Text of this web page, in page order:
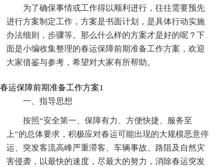
为了确保事情或工作得以顺利进行，往往需要预先
进行方案制定工作，方案是书面计划，是具体行动实施
办法细则，步骤等。那么什么样的方案才是好的呢？下
面是小编收集整理的春运保障前期准备工作方案，欢迎
大家借鉴与参考，希望对大家有所帮助。
春运保障前期准备工作方案1
一、指导思想
按照“安全第一、保障有力、方便快捷、服务至
上”的总体要求，积极应对春运可能出现的大规模恶意停
运、突发客流高峰严重滞客、车辆事故、路阻及自然灾
害侵袭，以最快的速度，尽最大的努力，消除春运突发